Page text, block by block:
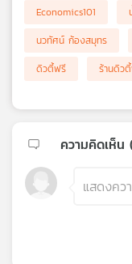
Economics101
นวทัศน์ ก้องสมุทร
ดิวตี้ฟรี
ร้านดิว
ความคิดเห็น